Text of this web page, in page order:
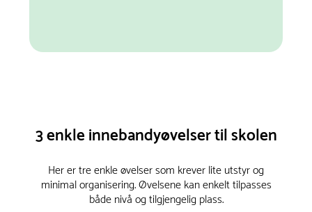
3 enkle innebandyøvelser til skolen
Her er tre enkle øvelser som krever lite utstyr og
minimal organisering. Øvelsene kan enkelt tilpasses
både nivå og tilgjengelig plass.